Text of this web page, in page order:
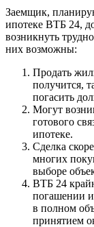
Заемщик,
ипотеке ВТБ 24,
возникнуть
них возможны:
Продать
получится,
погасить
Могут
готового
ипотеке.
Сделка
многих
выборе
ВТБ 24
погашении
в полном
принятием